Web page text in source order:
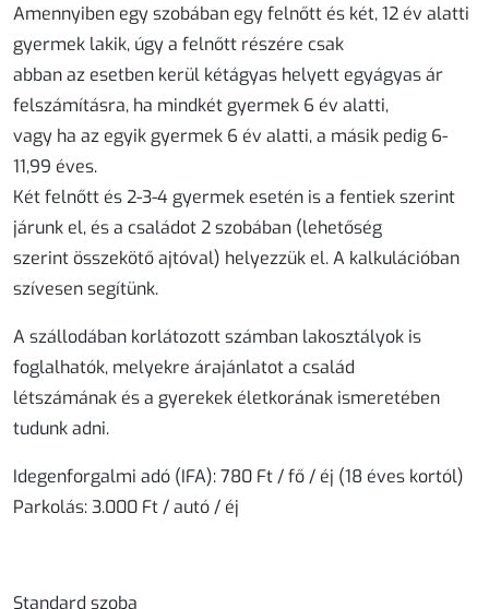
Amennyiben egy szobában egy felnőtt és két, 12 év alatti
gyermek lakik, úgy a felnőtt részére csak
abban az esetben kerül kétágyas helyett egyágyas ár
felszámításra, ha mindkét gyermek 6 év alatti,
vagy ha az egyik gyermek 6 év alatti, a másik pedig 6-
11,99 éves.
Két felnőtt és 2-3-4 gyermek esetén is a fentiek szerint
járunk el, és a családot 2 szobában (lehetőség
szerint összekötő ajtóval) helyezzük el. A kalkulációban
szívesen segítünk.
A szállodában korlátozott számban lakosztályok is
foglalhatók, melyekre árajánlatot a család
létszámának és a gyerekek életkorának ismeretében
tudunk adni.
Idegenforgalmi adó (IFA): 780 Ft / fő / éj (18 éves kortól)
Parkolás: 3.000 Ft / autó / éj
Standard szoba